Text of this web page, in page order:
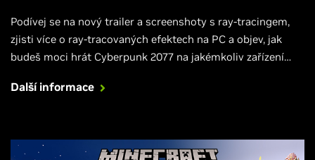
Podívej se na nový trailer a screenshoty s ray-tracingem,
zjisti více o ray-tracovaných efektech na PC a objev, jak
budeš moci hrát Cyberpunk 2077 na jakémkoliv zařízení
Další informace